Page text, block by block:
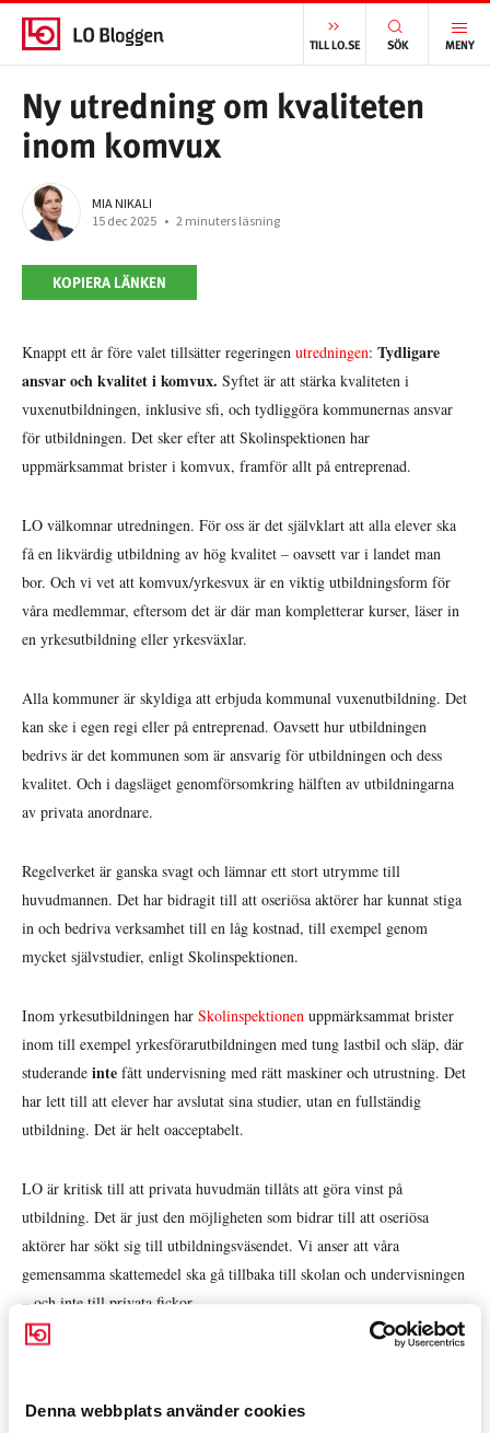
Denna webbplats använder cookies
TILL LO.SE SÖK MENY
START/ NY UTREDNING OM KVALITETEN INOM KOMVUX
Ny utredning om kvaliteten
inom komvux
MIA NIKALI
15 dec 2025 • 2 minuters läsning
KOPIERA LÄNKEN
Knappt ett år före valet tillsätter regeringen utredningen: Tydligare
ansvar och kvalitet i komvux. Syftet är att stärka kvaliteten i
vuxenutbildningen, inklusive sfi, och tydliggöra kommunernas ansvar
för utbildningen. Det sker efter att Skolinspektionen har
uppmärksammat brister i komvux, framför allt på entreprenad.
LO välkomnar utredningen. För oss är det självklart att alla elever ska
få en likvärdig utbildning av hög kvalitet – oavsett var i landet man
bor. Och vi vet att komvux/yrkesvux är en viktig utbildningsform för
våra medlemmar, eftersom det är där man kompletterar kurser, läser in
en yrkesutbildning eller yrkesväxlar.
Alla kommuner är skyldiga att erbjuda kommunal vuxenutbildning. Det
kan ske i egen regi eller på entreprenad. Oavsett hur utbildningen
bedrivs är det kommunen som är ansvarig för utbildningen och dess
kvalitet. Och i dagsläget genomförsomkring hälften av utbildningarna
av privata anordnare.
Regelverket är ganska svagt och lämnar ett stort utrymme till
huvudmannen. Det har bidragit till att oseriösa aktörer har kunnat stiga
in och bedriva verksamhet till en låg kostnad, till exempel genom
mycket självstudier, enligt Skolinspektionen.
Inom yrkesutbildningen har Skolinspektionen uppmärksammat brister
inom till exempel yrkesförarutbildningen med tung lastbil och släp, där
studerande inte fått undervisning med rätt maskiner och utrustning. Det
har lett till att elever har avslutat sina studier, utan en fullständig
utbildning. Det är helt oacceptabelt.
LO är kritisk till att privata huvudmän tillåts att göra vinst på
utbildning. Det är just den möjligheten som bidrar till att oseriösa
aktörer har sökt sig till utbildningsväsendet. Vi anser att våra
gemensamma skattemedel ska gå tillbaka till skolan och undervisningen
– och inte till privata fickor.
Skärpta krav för att få bedriva komvux på entreprenad